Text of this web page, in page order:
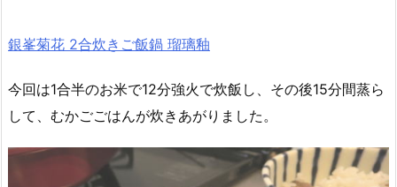
銀峯菊花 2合炊きご飯鍋 瑠璃釉
今回は1合半のお米で12分強火で炊飯し、その後15分間蒸ら
して、むかごごはんが炊きあがりました。